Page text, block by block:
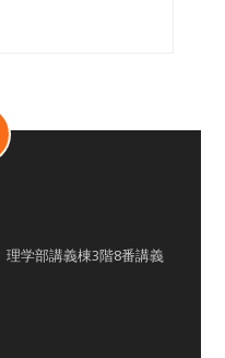
学部講義棟3階8番講義